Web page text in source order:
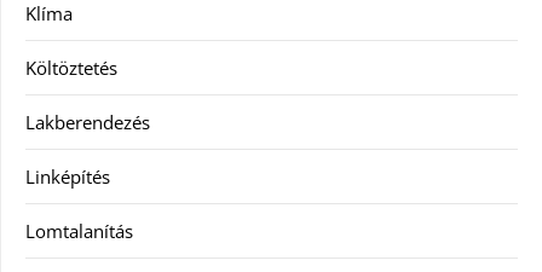
Klíma
Költöztetés
Lakberendezés
Linképítés
Lomtalanítás